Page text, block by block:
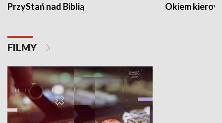
PrzyStań nad Biblią Okiem
FILMY